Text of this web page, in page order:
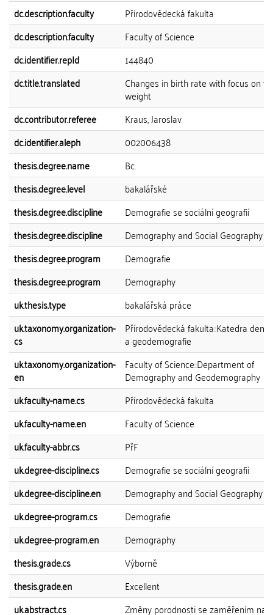
dc.description.faculty
Přírodovědecká fakulta
dc.description.faculty
Faculty of Science
dc.identifier.repId
144840
dc.title.translated
Changes in birth rate with focus on
weight
dc.contributor.referee
Kraus, Jaroslav
dc.identifier.aleph
002006438
thesis.degree.name
Bc.
thesis.degree.level
bakalářské
thesis.degree.discipline
Demografie se sociální geografií
thesis.degree.discipline
Demography and Social Geography
thesis.degree.program
Demografie
thesis.degree.program
Demography
uk.thesis.type
bakalářská práce
uk.taxonomy.organization-
cs
Přírodovědecká fakulta::Katedra
a geodemografie
uk.taxonomy.organization-
en
Faculty of Science::Department of
Demography and Geodemography
uk.faculty-name.cs
Přírodovědecká fakulta
uk.faculty-name.en
Faculty of Science
uk.faculty-abbr.cs
PřF
uk.degree-discipline.cs
Demografie se sociální geografií
uk.degree-discipline.en
Demography and Social Geography
uk.degree-program.cs
Demografie
uk.degree-program.en
Demography
thesis.grade.cs
Výborně
thesis.grade.en
Excellent
uk.abstract.cs
Změny porodnosti se zaměřením na